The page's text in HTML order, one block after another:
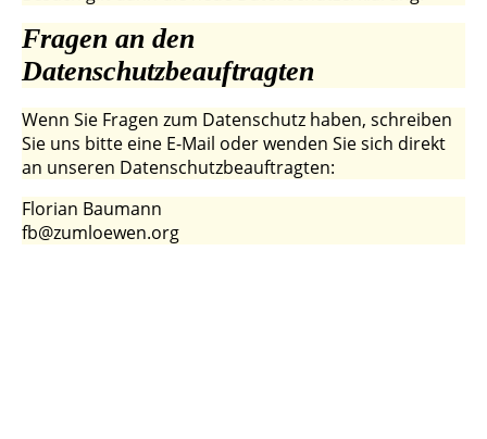
Fragen an den
Datenschutzbeauftragten
Wenn Sie Fragen zum Datenschutz haben, schreiben
Sie uns bitte eine E-Mail oder wenden Sie sich direkt
an unseren Datenschutzbeauftragten:
Florian Baumann
fb@zumloewen.org